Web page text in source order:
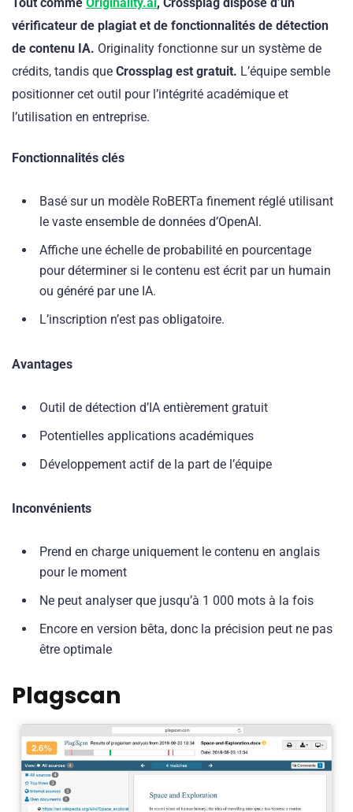
vérificateur de plagiat et de fonctionnalités de détection
de contenu IA. Originality fonctionne sur un système de
crédits, tandis que Crossplag est gratuit. L’équipe semble
positionner cet outil pour l’intégrité académique et
l’utilisation en entreprise.
Fonctionnalités clés
Basé sur un modèle RoBERTa finement réglé utilisant
le vaste ensemble de données d’OpenAI.
Affiche une échelle de probabilité en pourcentage
pour déterminer si le contenu est écrit par un humain
ou généré par une IA.
L’inscription n’est pas obligatoire.
Avantages
Outil de détection d’IA entièrement gratuit
Potentielles applications académiques
Développement actif de la part de l’équipe
Inconvénients
Prend en charge uniquement le contenu en anglais
pour le moment
Ne peut analyser que jusqu’à 1 000 mots à la fois
Encore en version bêta, donc la précision peut ne pas
être optimale
Plagscan